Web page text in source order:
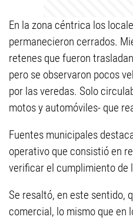
En la zona céntrica los
permanecieron cerrados.
retenes que fueron
pero se observaron pocos
por las veredas. Solo
motos y automóviles- que
Fuentes municipales
operativo que consistió en
verificar el cumplimiento de
Se resaltó, en este sentido,
comercial, lo mismo que en